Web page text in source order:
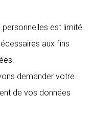
est limité
aux fins
demander votre
de vos données